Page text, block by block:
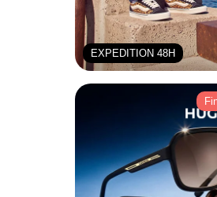
EXPEDITION 48H